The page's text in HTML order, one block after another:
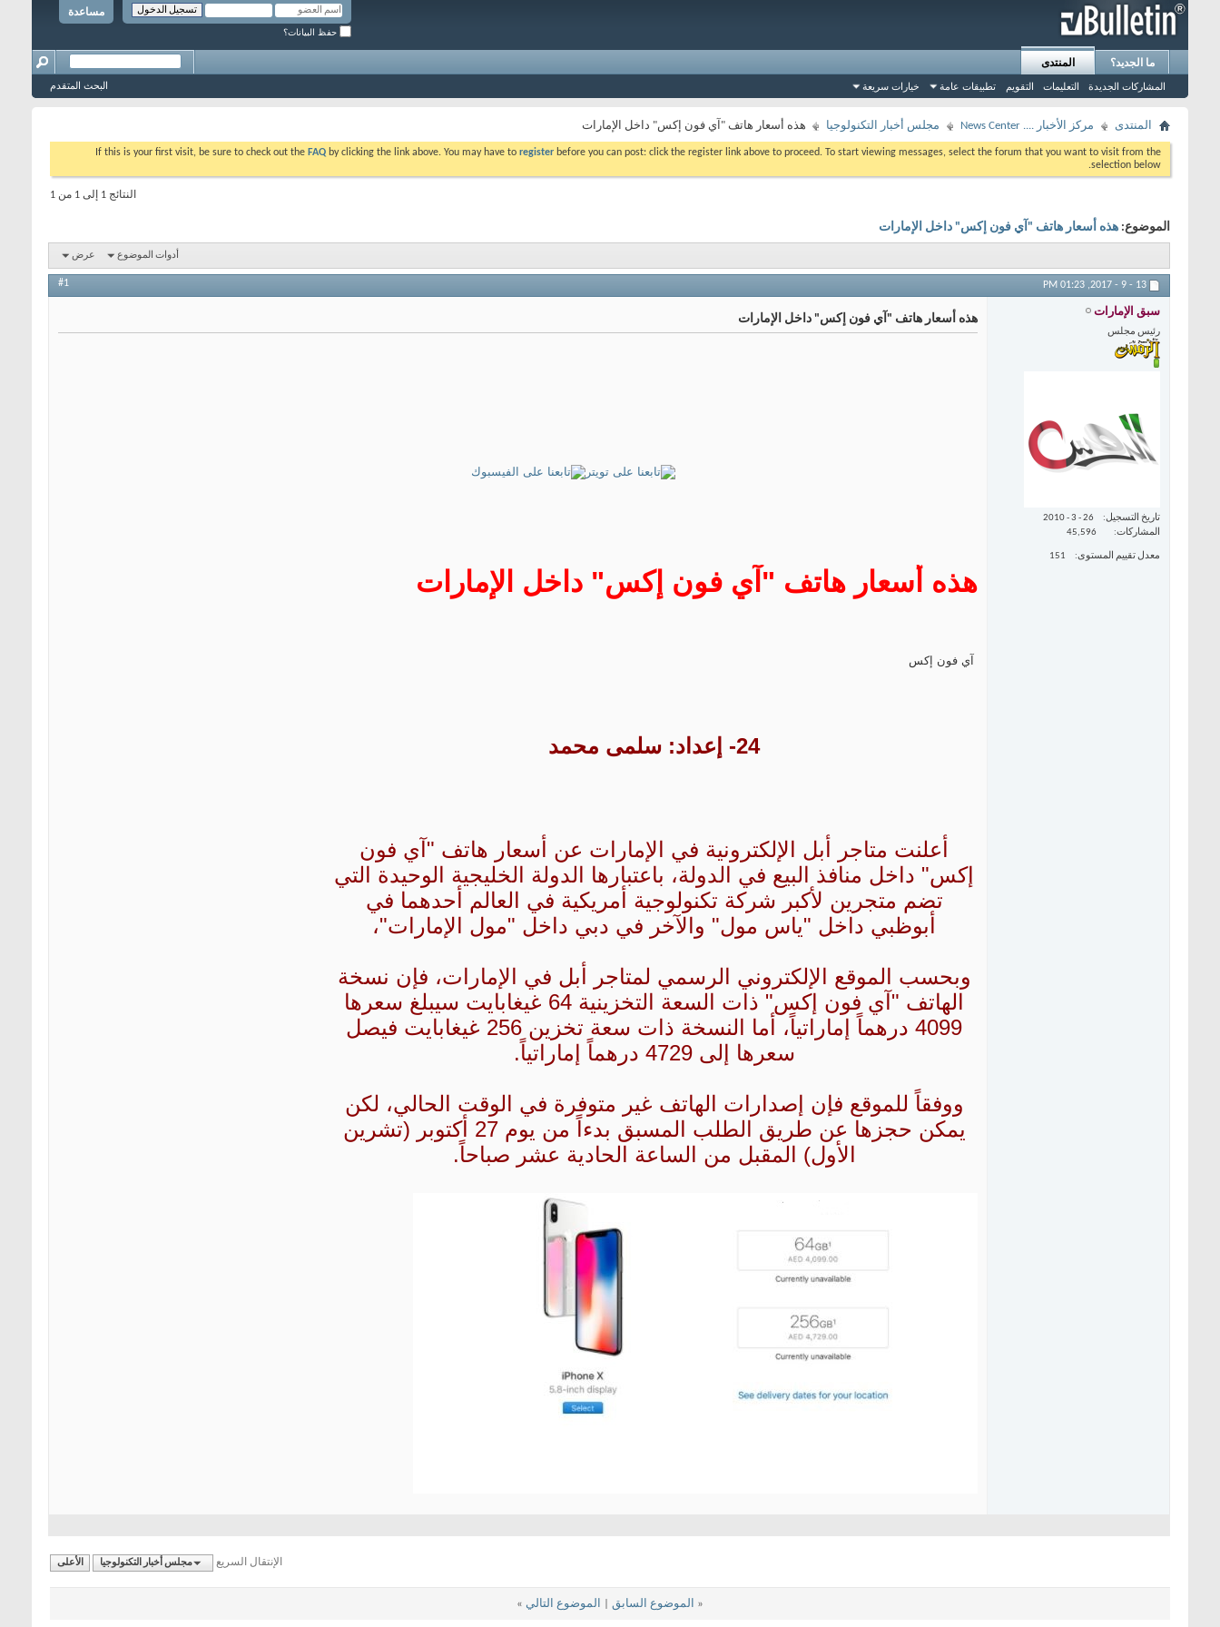
مساعدة
حفظ البيانات؟
ما الجديد؟ المنتدى
المشاركات الجديدة التعليمات التقويم تطبيقات عامة خيارات سريعة البحث المتقدم
المنتدى مركز الأخبار .... News Center مجلس أخبار التكنولوجيا هذه أسعار هاتف "آي فون إكس" داخل الإمارات
If this is your first visit, be sure to check out the FAQ by clicking the link above. You may have to register before you can post: click the register link above to proceed. To start viewing messages, select the forum that you want to visit from the
selection below.
النتائج 1 إلى 1 من 1
الموضوع: هذه أسعار هاتف "آي فون إكس" داخل الإمارات
أدوات الموضوع عرض
13 - 9 - 2017,
01:23 PM
#1
سبق الإمارات
رئيس مجلس
تاريخ التسجيل
26 - 3 - 2010
المشاركات
45,596
معدل تقييم المستوى 151
هذه أسعار هاتف "آي فون إكس" داخل الإمارات
هذه أسعار هاتف "آي فون إكس" داخل الإمارات
آي فون إكس
24- إعداد: سلمى محمد
أعلنت متاجر أبل الإلكترونية في الإمارات عن أسعار هاتف "آي فون
إكس" داخل منافذ البيع في الدولة، باعتبارها الدولة الخليجية الوحيدة التي
تضم متجرين لأكبر شركة تكنولوجية أمريكية في العالم أحدهما في
أبوظبي داخل "ياس مول" والآخر في دبي داخل "مول الإمارات"،
وبحسب الموقع الإلكتروني الرسمي لمتاجر أبل في الإمارات، فإن نسخة
الهاتف "آي فون إكس" ذات السعة التخزينية 64 غيغابايت سيبلغ سعرها
4099 درهماً إماراتياً، أما النسخة ذات سعة تخزين 256 غيغابايت فيصل
سعرها إلى 4729 درهماً إماراتياً.
ووفقاً للموقع فإن إصدارات الهاتف غير متوفرة في الوقت الحالي، لكن
يمكن حجزها عن طريق الطلب المسبق بدءاً من يوم 27 أكتوبر (تشرين
الأول) المقبل من الساعة الحادية عشر صباحاً.
الإنتقال السريع مجلس أخبار التكنولوجيا الأعلى
« الموضوع السابق الموضوع التالي »